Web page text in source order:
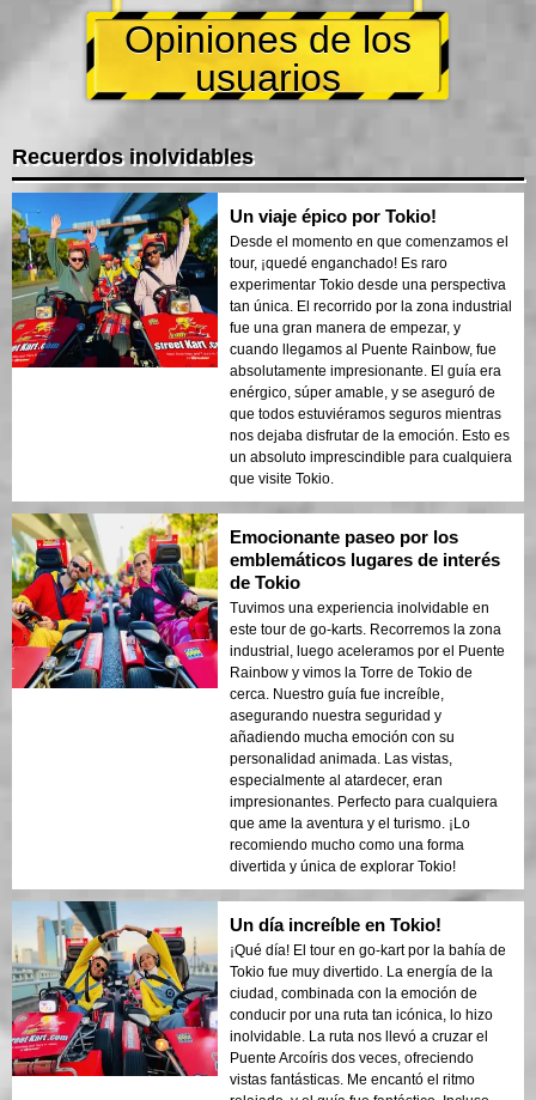
Opiniones de los
usuarios
Recuerdos inolvidables
Un viaje épico por Tokio!
Desde el momento en que comenzamos el
tour, ¡quedé enganchado! Es raro
experimentar Tokio desde una perspectiva
tan única. El recorrido por la zona industrial
fue una gran manera de empezar, y
cuando llegamos al Puente Rainbow, fue
absolutamente impresionante. El guía era
enérgico, súper amable, y se aseguró de
que todos estuviéramos seguros mientras
nos dejaba disfrutar de la emoción. Esto es
un absoluto imprescindible para cualquiera
que visite Tokio.
Emocionante paseo por los
emblemáticos lugares de interés
de Tokio
Tuvimos una experiencia inolvidable en
este tour de go-karts. Recorremos la zona
industrial, luego aceleramos por el Puente
Rainbow y vimos la Torre de Tokio de
cerca. Nuestro guía fue increíble,
asegurando nuestra seguridad y
añadiendo mucha emoción con su
personalidad animada. Las vistas,
especialmente al atardecer, eran
impresionantes. Perfecto para cualquiera
que ame la aventura y el turismo. ¡Lo
recomiendo mucho como una forma
divertida y única de explorar Tokio!
Un día increíble en Tokio!
¡Qué día! El tour en go-kart por la bahía de
Tokio fue muy divertido. La energía de la
ciudad, combinada con la emoción de
conducir por una ruta tan icónica, lo hizo
inolvidable. La ruta nos llevó a cruzar el
Puente Arcoíris dos veces, ofreciendo
vistas fantásticas. Me encantó el ritmo